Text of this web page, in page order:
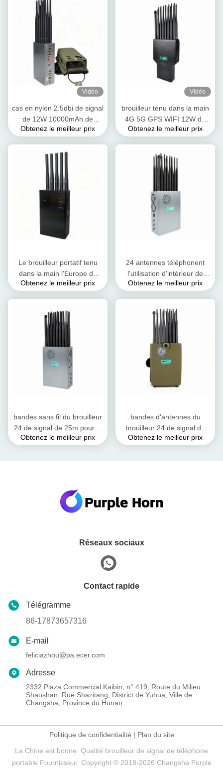
Vidéo
cas en nylon 2.5dbi de signal
de 12W 10000mAh de
dresseur portatif de
Obtenez le meilleur prix
Vidéo
brouilleur tenu dans la main
4G 5G GPS WIFI 12W de
signal d'unité centrale de
Obtenez le meilleur prix
Le brouilleur portatif tenu
dans la main l'Europe de
signal dénomment le
Obtenez le meilleur prix
24 antennes téléphonent
l'utilisation d'intérieur de
brouilleur de signal pour 2G
Obtenez le meilleur prix
bandes sans fil du brouilleur
24 de signal de 25m pour le
VHF de fréquence ultra-
Obtenez le meilleur prix
bandes d'antennes du
brouilleur 24 de signal de
téléphone portable de 5G
Obtenez le meilleur prix
Réseaux sociaux
Contact rapide
Télégramme
86-17873657316
E-mail
feliciazhou@pa.ecer.com
Adresse
2332 Plaza Commercial Kaibin, n° 419, Route du Milieu
Shaoshan, Rue Shazitang, District de Yuhua, Ville de
Changsha, Province du Hunan
Politique de confidentialité | Plan du site
La Chine est bonne. Qualité brouilleur de signal de téléphone
portable Fournisseur. Copyright © 2018-2026 Changsha Purple